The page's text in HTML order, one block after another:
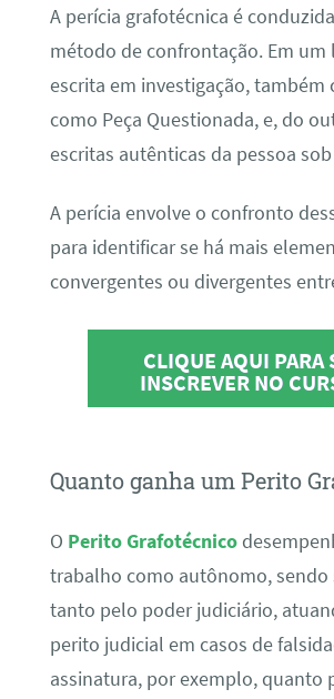
A perícia grafotécnica é
método de confrontação. Em um
escrita em investigação, também
como Peça Questionada, e, do
escritas autênticas da pessoa
A perícia envolve o confronto
para identificar se há mais
convergentes ou divergentes
CLIQUE AQUI PARA
INSCREVER NO
Quanto ganha um Perito
O Perito Grafotécnico
trabalho como autônomo, sendo
tanto pelo poder judiciário,
perito judicial em casos de
assinatura, por exemplo, quanto